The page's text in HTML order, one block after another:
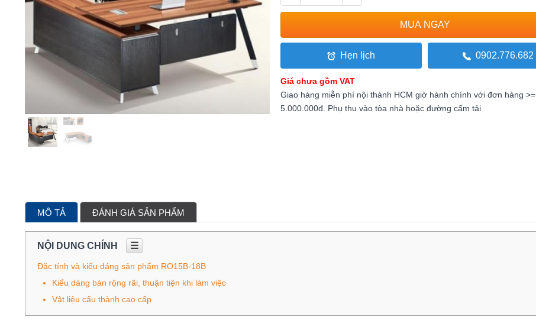
Hẹn lịch 0902.776.682
Giá chưa gồm VAT
Giao hàng miễn phí nội thành HCM giờ hành chính với đơn hàng >=
5.000.000đ. Phụ thu vào tòa nhà hoặc đường cấm tải
MÔ TẢ ĐÁNH GIÁ SẢN PHẨM
NỘI DUNG CHÍNH ☰
Đặc tính và kiểu dáng sản phẩm RO15B-18B
Kiểu dáng bàn rộng rãi, thuận tiện khi làm việc
Vật liệu cấu thành cao cấp